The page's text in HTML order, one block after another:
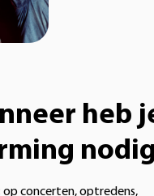
heb
concerten, optredens,